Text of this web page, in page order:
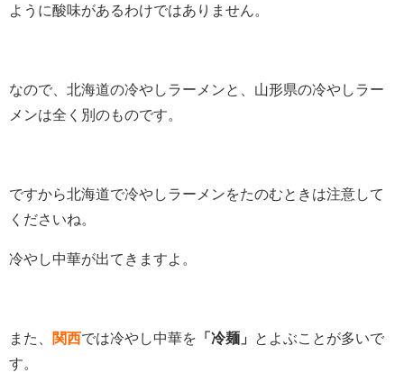
ように酸味があるわけではありません。
なので、北海道の冷やしラーメンと、山形県の冷やしラー
メンは全く別のものです。
ですから北海道で冷やしラーメンをたのむときは注意して
くださいね。
冷やし中華が出てきますよ。
また、 関西では冷やし中華を 「冷麺」
とよぶことが多いで
す。